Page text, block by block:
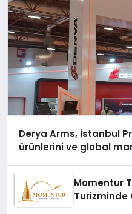
Derya Arms, İstanbul
ürünlerini ve global
Momentur
Turizminde